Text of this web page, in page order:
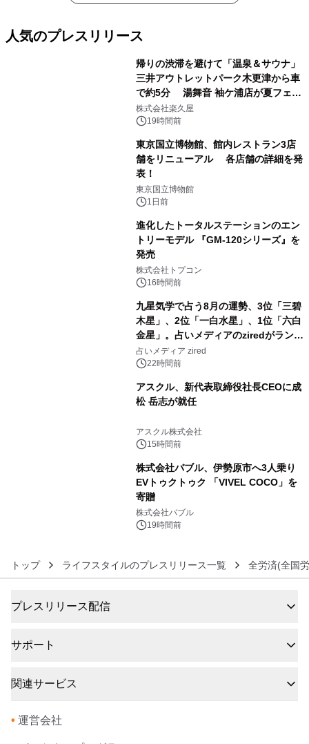
人気のプレスリリース
帰りの渋滞を避けて「温泉＆サウナ」
三井アウトレットパーク木更津から車
で約5分 湯舞音 袖ケ浦店が夏フェア
メニューを提供
株式会社楽久屋
19時間前
東京国立博物館、館内レストラン3店
舗をリニューアル 各店舗の詳細を発
表！
東京国立博物館
1日前
進化したトータルステーションのエン
トリーモデル 『GM-120シリーズ』を
発売
株式会社トプコン
16時間前
九星気学で占う8月の運勢、3位「三碧
木星」、2位「一白水星」、1位「六白
金星」。占いメディアのziredがランキ
ングを発表
占いメディア zired
22時間前
アスクル、新代表取締役社長CEOに成
松 岳志が就任
アスクル株式会社
15時間前
株式会社バブル、伊勢原市へ3人乗り
EVトゥクトゥク 「VIVEL COCO」を
寄贈
株式会社バブル
19時間前
トップ ライフスタイルのプレスリリース一覧 全労済(全国
プレスリリース配信
サポート
関連サービス
• 運営会社